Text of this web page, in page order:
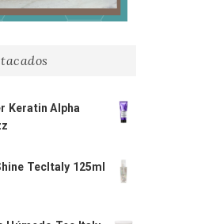
Keratin Alpha
TecItaly 125ml